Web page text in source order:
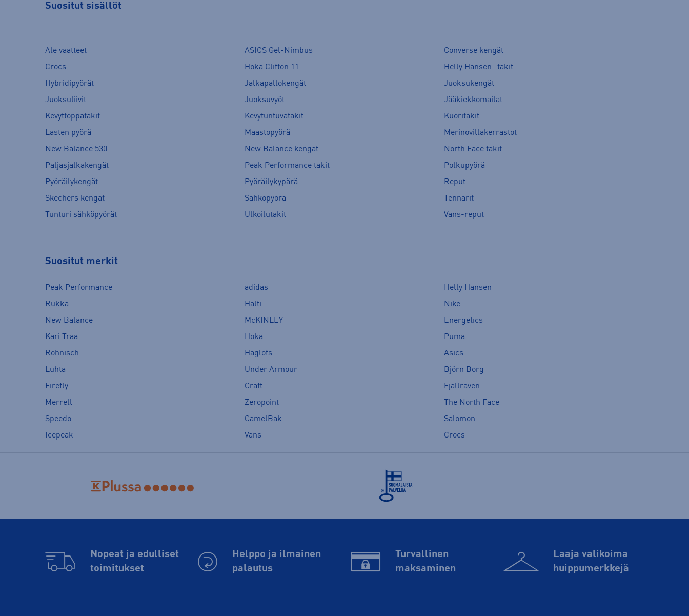
Suositut sisällöt
Ale vaatteet ASICS Gel-Nimbus
Converse kengät
Crocs
Hoka Clifton 11
Helly Hansen -takit
Hybridipyörät
Jalkapallokengät
Juoksukengät
Juoksuliivit
Juoksuvyöt
Jääkiekkomailat
Kevyttoppatakit
Kevytuntuvatakit
Kuoritakit
Lasten pyörä
Maastopyörä
Merinovillakerrastot
New Balance 530
New Balance kengät
North Face takit
Paljasjalkakengät
Peak Performance takit
Polkupyörä
Pyöräilykengät
Pyöräilykypärä
Reput
Skechers kengät
Sähköpyörä
Tennarit
Tunturi sähköpyörät
Ulkoilutakit Vans-reput
Suositut merkit
Peak Performance adidas
Helly Hansen
Rukka
Halti
Nike
New Balance
McKINLEY
Energetics
Kari Traa
Hoka
Puma
Röhnisch
Haglöfs
Asics
Luhta
Under Armour
Björn Borg
Firefly
Craft
Fjällräven
Merrell
Zeropoint
The North Face
Speedo
CamelBak
Salomon
Icepeak
Vans Crocs
Nopeat ja edulliset
toimitukset
Helppo ja ilmainen
palautus
Turvallinen
maksaminen
Laaja valikoima
huippu­merkkejä